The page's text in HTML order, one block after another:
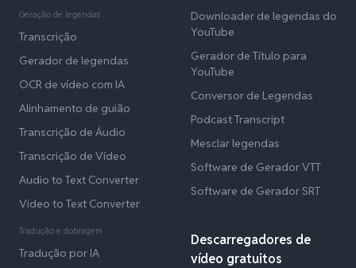
Geração de legendas
Transcrição
Gerador de legendas
OCR de vídeo com IA
Alinhamento de guião
Transcrição de Áudio
Transcrição de Vídeo
Audio to Text Converter
Video to Text Converter
Tradução e dobragem
Tradução por IA
Downloader de legendas do
YouTube
Gerador de Título para
YouTube
Conversor de Legendas
Podcast Transcript
Mesclar legendas
Software de Gerador VTT
Software de Gerador SRT
Descarregadores de
vídeo gratuitos